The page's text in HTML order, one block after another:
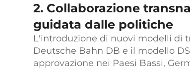
2. Collaborazione
guidata dalle politiche
L'introduzione di nuovi modelli di
Deutsche Bahn DB e il modello
approvazione nei Paesi Bassi,